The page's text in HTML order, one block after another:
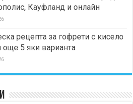
Кауфланд и онлайн
рецепта за гофрети с кисело
още 5 яки варианта